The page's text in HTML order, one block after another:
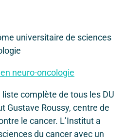
universitaire de sciences
neuro-oncologie
complète de tous les DU
Gustave Roussy, centre de
le cancer. L’Institut a
du cancer avec un